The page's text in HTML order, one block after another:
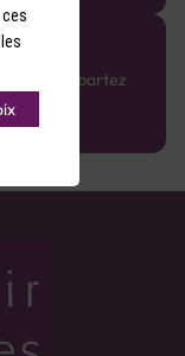
et repartez